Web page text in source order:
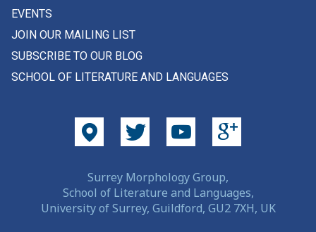
улар
улей
улучшать
EVENTS
JOIN OUR MAILING LIST
SUBSCRIBE TO OUR BLOG
SCHOOL OF LITERATURE AND LANGUAGES
Surrey Morphology Group,
School of Literature and Languages,
University of Surrey, Guildford, GU2 7XH, UK